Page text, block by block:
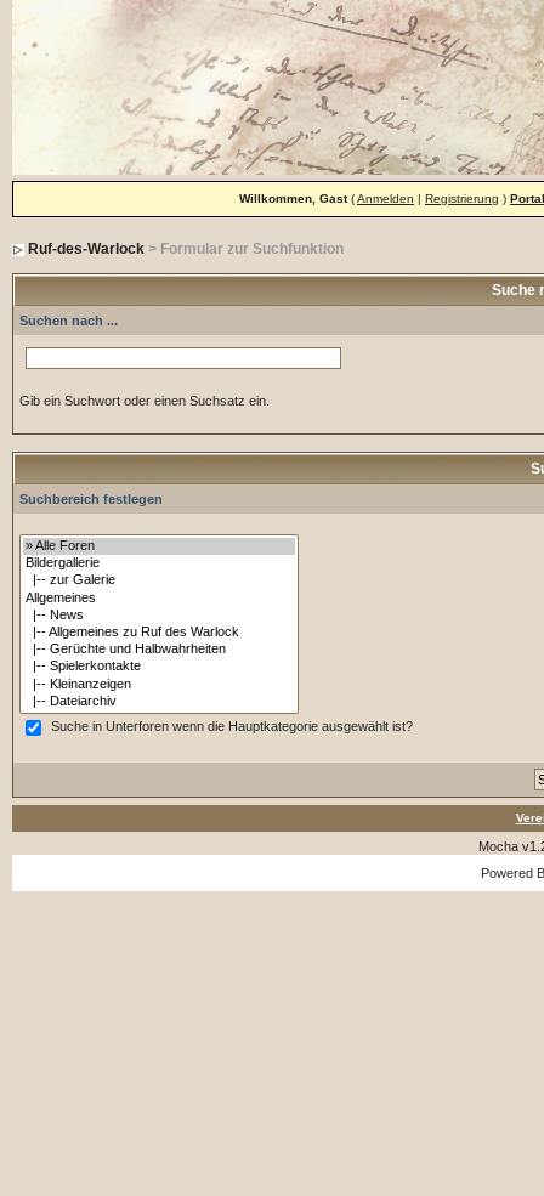
Willkommen, Gast(Anmelden | Registrierung ) Portal
Ruf-des-Warlock> Formular zur Suchfunktion
Suche
Suchen nach ...
Gib ein Suchwort oder einen Suchsatz ein.
Suchbereich festlegen
Suche in Unterforen wenn die Hauptkategorie ausgewählt ist?
Mocha
Powered